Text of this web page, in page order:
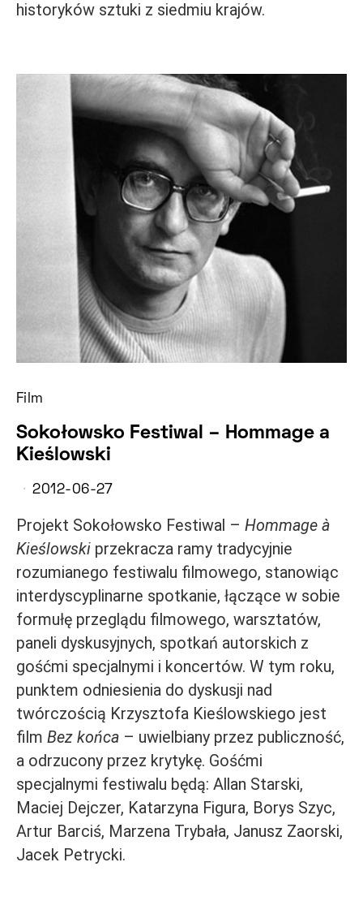
historyków sztuki z siedmiu krajów.
Film
Sokołowsko Festiwal – Hommage a
Kieślowski
2012-06-27
Projekt Sokołowsko Festiwal – Hommage à
Kieślowski przekracza ramy tradycyjnie
rozumianego festiwalu filmowego, stanowiąc
interdyscyplinarne spotkanie, łączące w sobie
formułę przeglądu filmowego, warsztatów,
paneli dyskusyjnych, spotkań autorskich z
gośćmi specjalnymi i koncertów. W tym roku,
punktem odniesienia do dyskusji nad
twórczością Krzysztofa Kieślowskiego jest
film Bez końca – uwielbiany przez publiczność,
a odrzucony przez krytykę. Gośćmi
specjalnymi festiwalu będą: Allan Starski,
Maciej Dejczer, Katarzyna Figura, Borys Szyc,
Artur Barciś, Marzena Trybała, Janusz Zaorski,
Jacek Petrycki.